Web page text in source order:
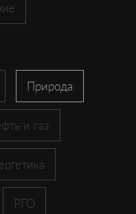
Природа
и газ
РГО